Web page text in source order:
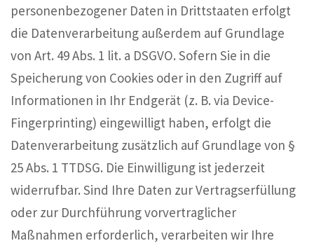
personenbezogener Daten in Drittstaaten erfolgt
die Datenverarbeitung außerdem auf Grundlage
von Art. 49 Abs. 1 lit. a DSGVO. Sofern Sie in die
Speicherung von Cookies oder in den Zugriff auf
Informationen in Ihr Endgerät (z. B. via Device-
Fingerprinting) eingewilligt haben, erfolgt die
Datenverarbeitung zusätzlich auf Grundlage von §
25 Abs. 1 TTDSG. Die Einwilligung ist jederzeit
widerrufbar. Sind Ihre Daten zur Vertragserfüllung
oder zur Durchführung vorvertraglicher
Maßnahmen erforderlich, verarbeiten wir Ihre